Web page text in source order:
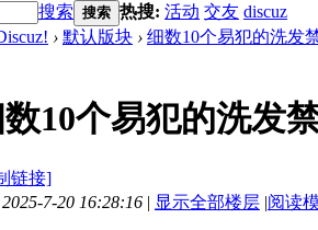
搜索 搜索 热搜: 活动 交友 discuz
› 默认版块 › 细数10个易犯的洗发
10个易犯的洗发
链接]
7-20 16:28:16 | 显示全部楼层 |阅读